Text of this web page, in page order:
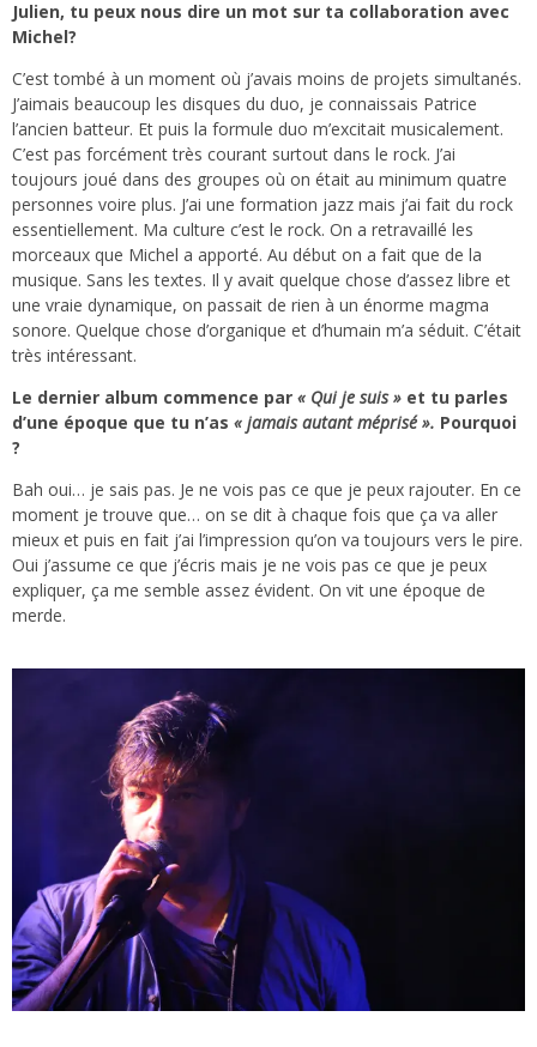
Julien, tu peux nous dire un mot sur ta collaboration avec
Michel?
C’est tombé à un moment où j’avais moins de projets simultanés.
J’aimais beaucoup les disques du duo, je connaissais Patrice
l’ancien batteur. Et puis la formule duo m’excitait musicalement.
C’est pas forcément très courant surtout dans le rock. J’ai
toujours joué dans des groupes où on était au minimum quatre
personnes voire plus. J’ai une formation jazz mais j’ai fait du rock
essentiellement. Ma culture c’est le rock. On a retravaillé les
morceaux que Michel a apporté. Au début on a fait que de la
musique. Sans les textes. Il y avait quelque chose d’assez libre et
une vraie dynamique, on passait de rien à un énorme magma
sonore. Quelque chose d’organique et d’humain m’a séduit. C’était
très intéressant.
Le dernier album commence par « Qui je suis » et tu parles
d’une époque que tu n’as « jamais autant méprisé ». Pourquoi
?
Bah oui… je sais pas. Je ne vois pas ce que je peux rajouter. En ce
moment je trouve que… on se dit à chaque fois que ça va aller
mieux et puis en fait j’ai l’impression qu’on va toujours vers le pire.
Oui j’assume ce que j’écris mais je ne vois pas ce que je peux
expliquer, ça me semble assez évident. On vit une époque de
merde.